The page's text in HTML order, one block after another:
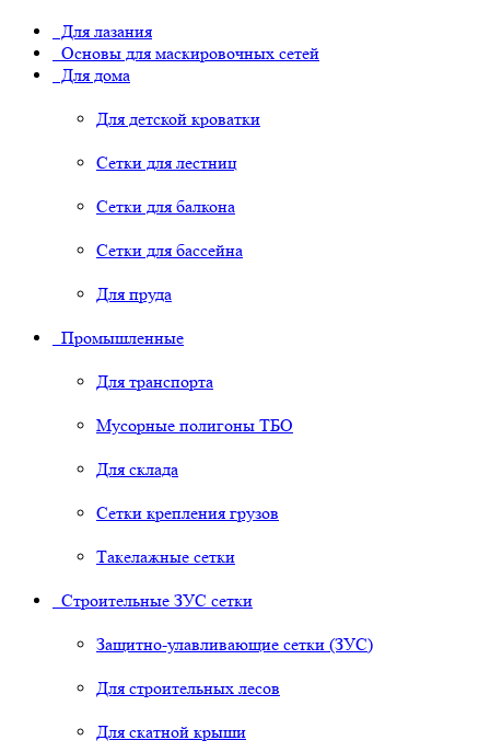
Для лазания
Основы для маскировочных сетей
Для дома
Для детской кроватки
Сетки для лестниц
Сетки для балкона
Сетки для бассейна
Для пруда
Промышленные
Для транспорта
Мусорные полигоны ТБО
Для склада
Сетки крепления грузов
Такелажные сетки
Строительные ЗУС сетки
Защитно-улавливающие сетки (ЗУС)
Для строительных лесов
Для скатной крыши